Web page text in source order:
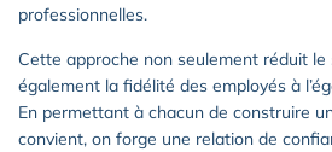
professionnelles.
Cette approche non seulement réduit le
également la fidélité des employés à
En permettant à chacun de construire
convient, on forge une relation de